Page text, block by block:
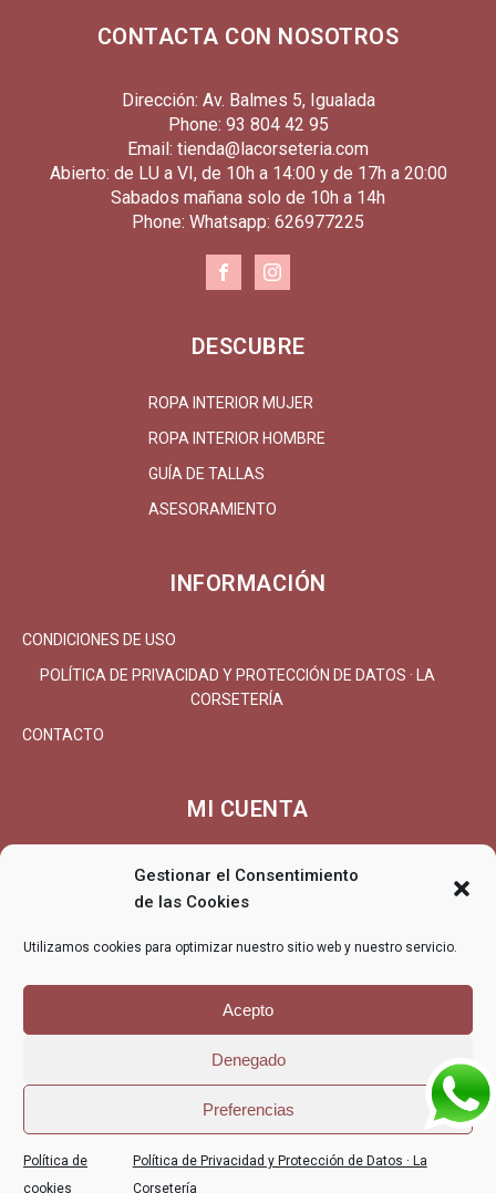
Gestionar el Consentimiento
de las Cookies
Utilizamos cookies para optimizar nuestro sitio web y nuestro servicio.
Acepto
Denegado
Preferencias
Política de
cookies
Política de Privacidad y Protección de Datos · La
Corsetería
CONTACTA CON NOSOTROS
Dirección: Av. Balmes 5, Igualada
Phone: 93 804 42 95
Email: tienda@lacorseteria.com
Abierto: de LU a VI, de 10h a 14:00 y de 17h a 20:00
Sabados mañana solo de 10h a 14h
Phone: Whatsapp: 626977225
DESCUBRE
ROPA INTERIOR MUJER
ROPA INTERIOR HOMBRE
GUÍA DE TALLAS
ASESORAMIENTO
INFORMACIÓN
CONDICIONES DE USO
POLÍTICA DE PRIVACIDAD Y PROTECCIÓN DE DATOS · LA
CORSETERÍA
CONTACTO
MI CUENTA
MI CUENTA/REGISTRARSE
CARRITO
DEVOLUCIONES/REEMBOLSO
© La Corsetería - La Corsetería, lencería, corsetería, especialistas
POLÍTICA DE PRIVACIDAD Y PROTECCIÓN
DE DATOS · LA CORSETERÍA
POLÍTICA DE